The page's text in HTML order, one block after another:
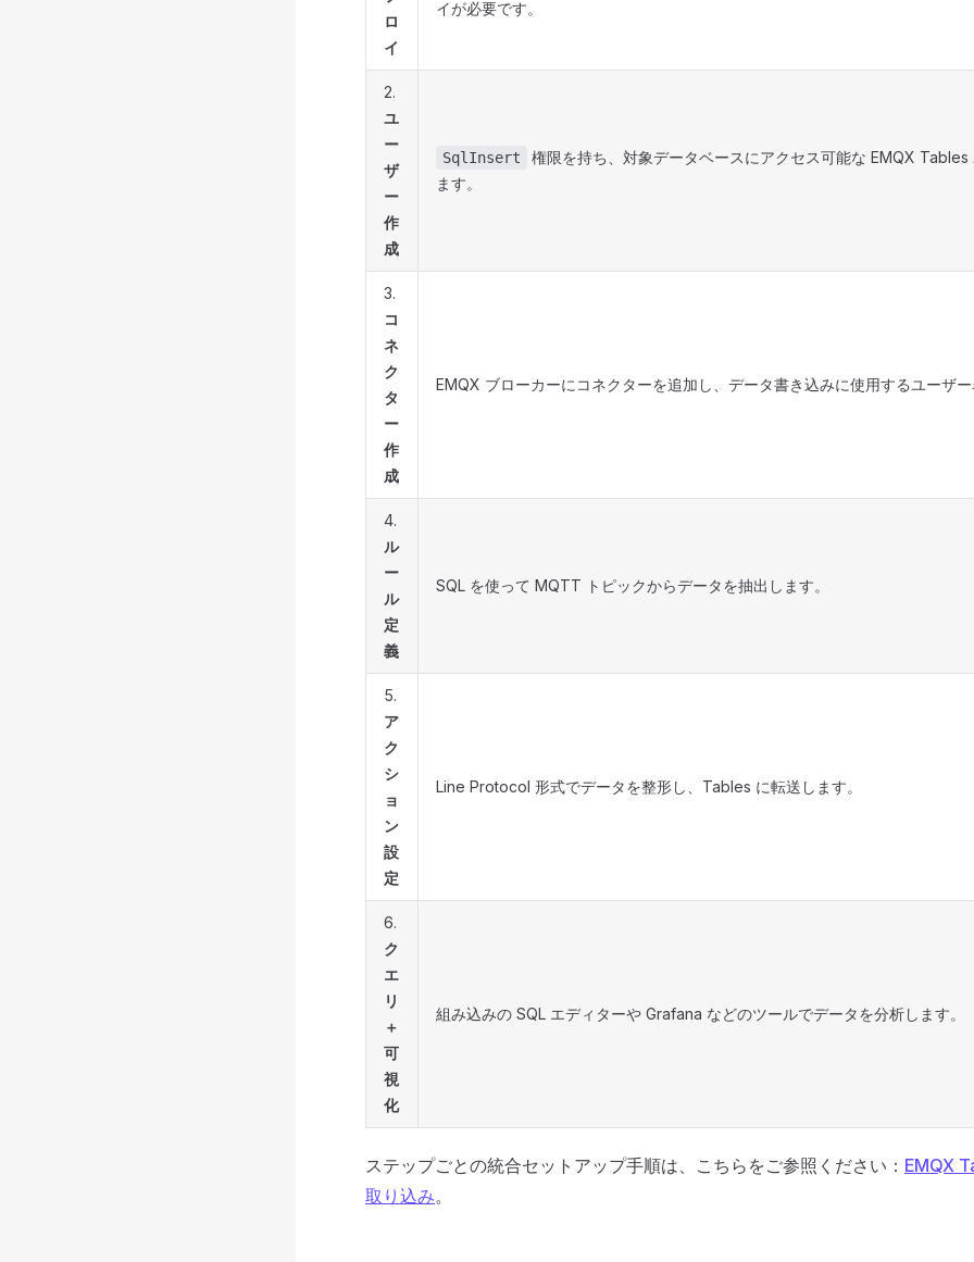
ロ
イ
イが必要です。
2.
ユ
ー
ザ
ー
作
成
SqlInsert
権限を持ち、対象データベースにアクセス可能な EMQX Tables
ます。
3.
コ
ネ
ク
タ
ー
作
成
EMQX ブローカーにコネクターを追加し、データ書き込みに使用するユーザー
4.
ル
ー
ル
定
義
SQL を使って MQTT トピックからデータを抽出します。
5.
ア
ク
シ
ョ
ン
設
定
Line Protocol 形式でデータを整形し、Tables に転送します。
6.
ク
エ
リ
＋
可
視
化
組み込みの SQL エディターや Grafana などのツールでデータを分析します。
ステップごとの統合セットアップ手順は、こちらをご参照ください： EMQX
取り込み。